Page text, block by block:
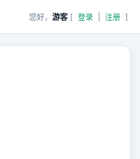
您好， 游客 [ 登录 注册 ]